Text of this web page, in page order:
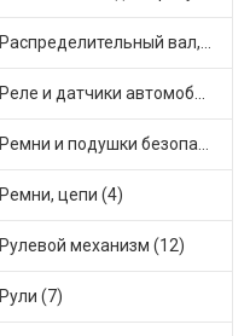
Распределительный вал, шестерни распределительного (5)
Реле и датчики автомобильные (66)
Ремни и подушки безопасности (9)
Ремни, цепи (4)
Рулевой механизм (12)
Рули (7)